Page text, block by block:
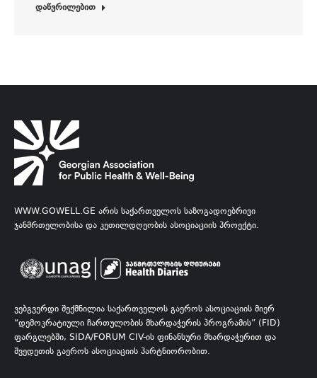
დაწვრილებით
WWW.GOWELL.GE ᲐᲠᲘᲡ ᲡᲐᲥᲐᲠᲗᲕᲔᲚᲝᲡ ᲡᲐᲖᲝᲒᲐᲓᲝᲔᲑᲠᲘᲕᲘ
ᲯᲐᲜᲛᲠᲗᲔᲚᲝᲑᲘᲡᲐ ᲓᲐ ᲙᲔᲗᲘᲚᲓᲦᲔᲝᲑᲘᲡ ᲐᲡᲝᲪᲘᲐᲪᲘᲘᲡ ᲞᲠᲝᲔᲥᲢᲘ.
ᲕᲔᲑᲒᲕᲔᲠᲓᲘ ᲨᲔᲥᲛᲜᲘᲚᲘᲐ ᲡᲐᲥᲐᲠᲗᲕᲔᲚᲝᲡ ᲒᲐᲔᲠᲝᲡ ᲐᲡᲝᲪᲘᲐᲪᲘᲘᲡ ᲛᲘᲔᲠ
“ᲓᲔᲛᲝᲙᲠᲐᲢᲘᲣᲚᲘ ᲩᲐᲠᲗᲣᲚᲝᲑᲘᲡ ᲛᲮᲐᲠᲓᲐᲭᲔᲠᲘᲡ ᲞᲠᲝᲒᲠᲐᲛᲘᲡ” (FID)
ᲤᲐᲠᲒᲚᲔᲑᲨᲘ, SIDA/FORUM CIV-ᲘᲡ ᲤᲘᲜᲐᲜᲡᲣᲠᲘ ᲛᲮᲐᲠᲓᲐᲭᲔᲠᲘᲗ ᲓᲐ
ᲨᲕᲔᲓᲔᲗᲘᲡ ᲒᲐᲔᲠᲝᲡ ᲐᲡᲝᲪᲘᲐᲪᲘᲘᲡ ᲞᲐᲠᲢᲜᲘᲝᲠᲝᲑᲘᲗ.